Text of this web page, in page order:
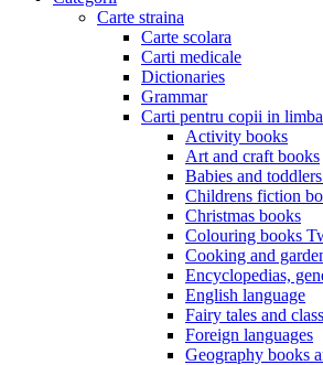
Carte straina
Carte scolara
Carti medicale
Dictionaries
Grammar
Carti pentru copii in
Activity books
Art and craft books
Babies and
Childrens fiction
Christmas books
Colouring books
Cooking and
Encyclopedias,
English language
Fairy tales and
Foreign languages
Geography books